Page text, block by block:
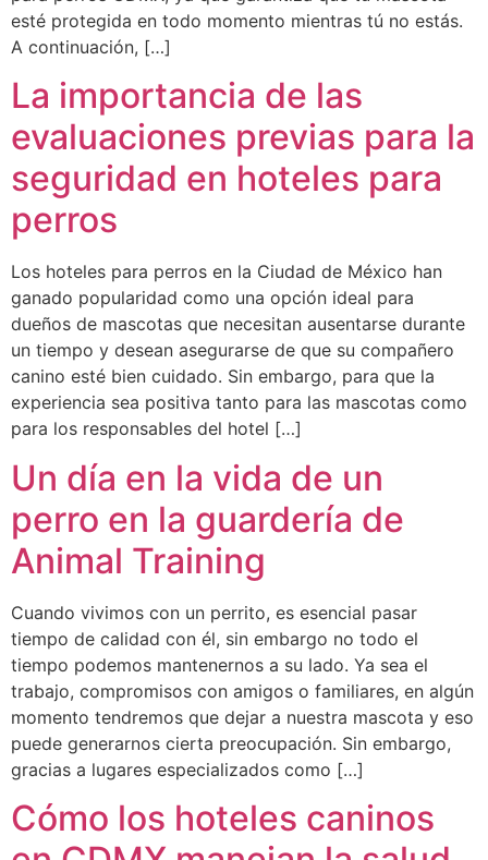
esté protegida en todo momento mientras tú no estás.
A continuación, […]
La importancia de las
evaluaciones previas para la
seguridad en hoteles para
perros
Los hoteles para perros en la Ciudad de México han
ganado popularidad como una opción ideal para
dueños de mascotas que necesitan ausentarse durante
un tiempo y desean asegurarse de que su compañero
canino esté bien cuidado. Sin embargo, para que la
experiencia sea positiva tanto para las mascotas como
para los responsables del hotel […]
Un día en la vida de un
perro en la guardería de
Animal Training
Cuando vivimos con un perrito, es esencial pasar
tiempo de calidad con él, sin embargo no todo el
tiempo podemos mantenernos a su lado. Ya sea el
trabajo, compromisos con amigos o familiares, en algún
momento tendremos que dejar a nuestra mascota y eso
puede generarnos cierta preocupación. Sin embargo,
gracias a lugares especializados como […]
Cómo los hoteles caninos